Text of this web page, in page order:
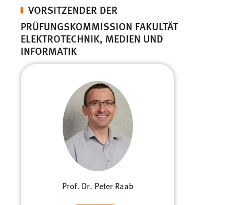
VORSITZENDER DER
PRÜFUNGSKOMMISSION FAKULTÄT
ELEKTROTECHNIK, MEDIEN UND
INFORMATIK
Prof. Dr. Peter Raab